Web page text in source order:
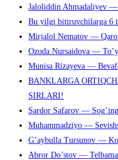
Jaloliddin Ahmadaliyev —
Bu yilgi bitiruvchilarga 6
Mirjalol Nematov — Qaro
Ozoda Nursaidova —
Munisa Rizayeva —
BANKLARGA
SIRLARI!
Sardor Safarov —
Muhammadziyo —
G’aybulla Tursunov —
Abror Do’stov —